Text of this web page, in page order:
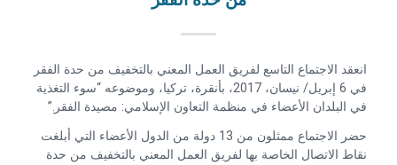
انعقد الاجتماع التاسع لفريق العمل المعني بالتخفيف من حدة الفقر
في 6 إبريل/ نيسان، 2017، بأنقرة، تركيا، وموضوعه “سوء التغذية
في البلدان الأعضاء في منظمة التعاون الإسلامي: مصيدة الفقر.”
حضر الاجتماع ممثلون من 13 دولة من الدول الأعضاء التي أبلغت
نقاط الاتصال الخاصة بها لفريق العمل المعني بالتخفيف من حدة